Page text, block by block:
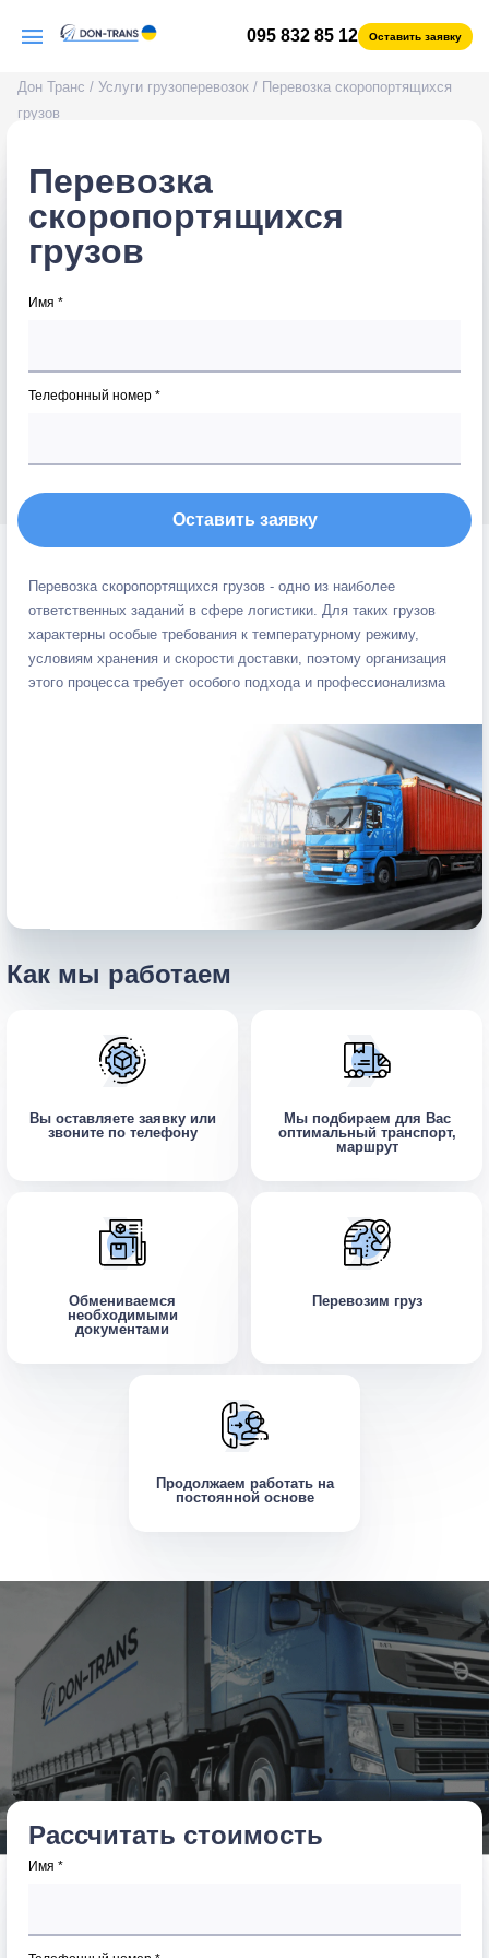
095 832 85 12 Оставить заявку
Дон Транс / Услуги грузоперевозок / Перевозка скоропортящихся
грузов
Перевозка
скоропортящихся
грузов
Имя *
Телефонный номер *
Оставить заявку
Перевозка скоропортящихся грузов - одно из наиболее
ответственных заданий в сфере логистики. Для таких грузов
характерны особые требования к температурному режиму,
условиям хранения и скорости доставки, поэтому организация
этого процесса требует особого подхода и профессионализма
Как мы работаем
Вы оставляете заявку или
звоните по телефону
Мы подбираем для Вас
оптимальный транспорт,
маршрут
Обмениваемся
необходимыми
документами
Перевозим груз
Продолжаем работать на
постоянной основе
Рассчитать стоимость
Имя *